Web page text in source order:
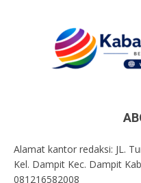
Alamat kantor redaksi: JL.
Kel. Dampit Kec. Dampit
081216582008